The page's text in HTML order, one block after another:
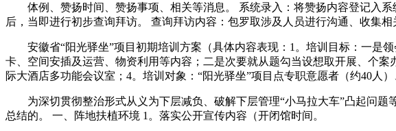
体例、赞扬时间、赞扬事项、相关等消息。 系统录入：将赞扬内容登记入系
后，当即进行初步查询拜访。 查询拜访内容：包罗取涉及人员进行沟通、收集相
安徽省“阳光驿坐”项目初期培训方案（具体内容表现：1。培训目标：一是
卡、空间安插及运营、物资利用等内容；二是次要就从题勾当设想取开展、个
际大酒店多功能会议室；4。培训对象：“阳光驿坐”项目点专职意愿者（约40人
为深切贯彻整治形式从义为下层减负、破解下层管理“小马拉大车”凸起问题
总结的。 一、阵地扶植环境 1。落实公开宣传内容（开闭馆时间。